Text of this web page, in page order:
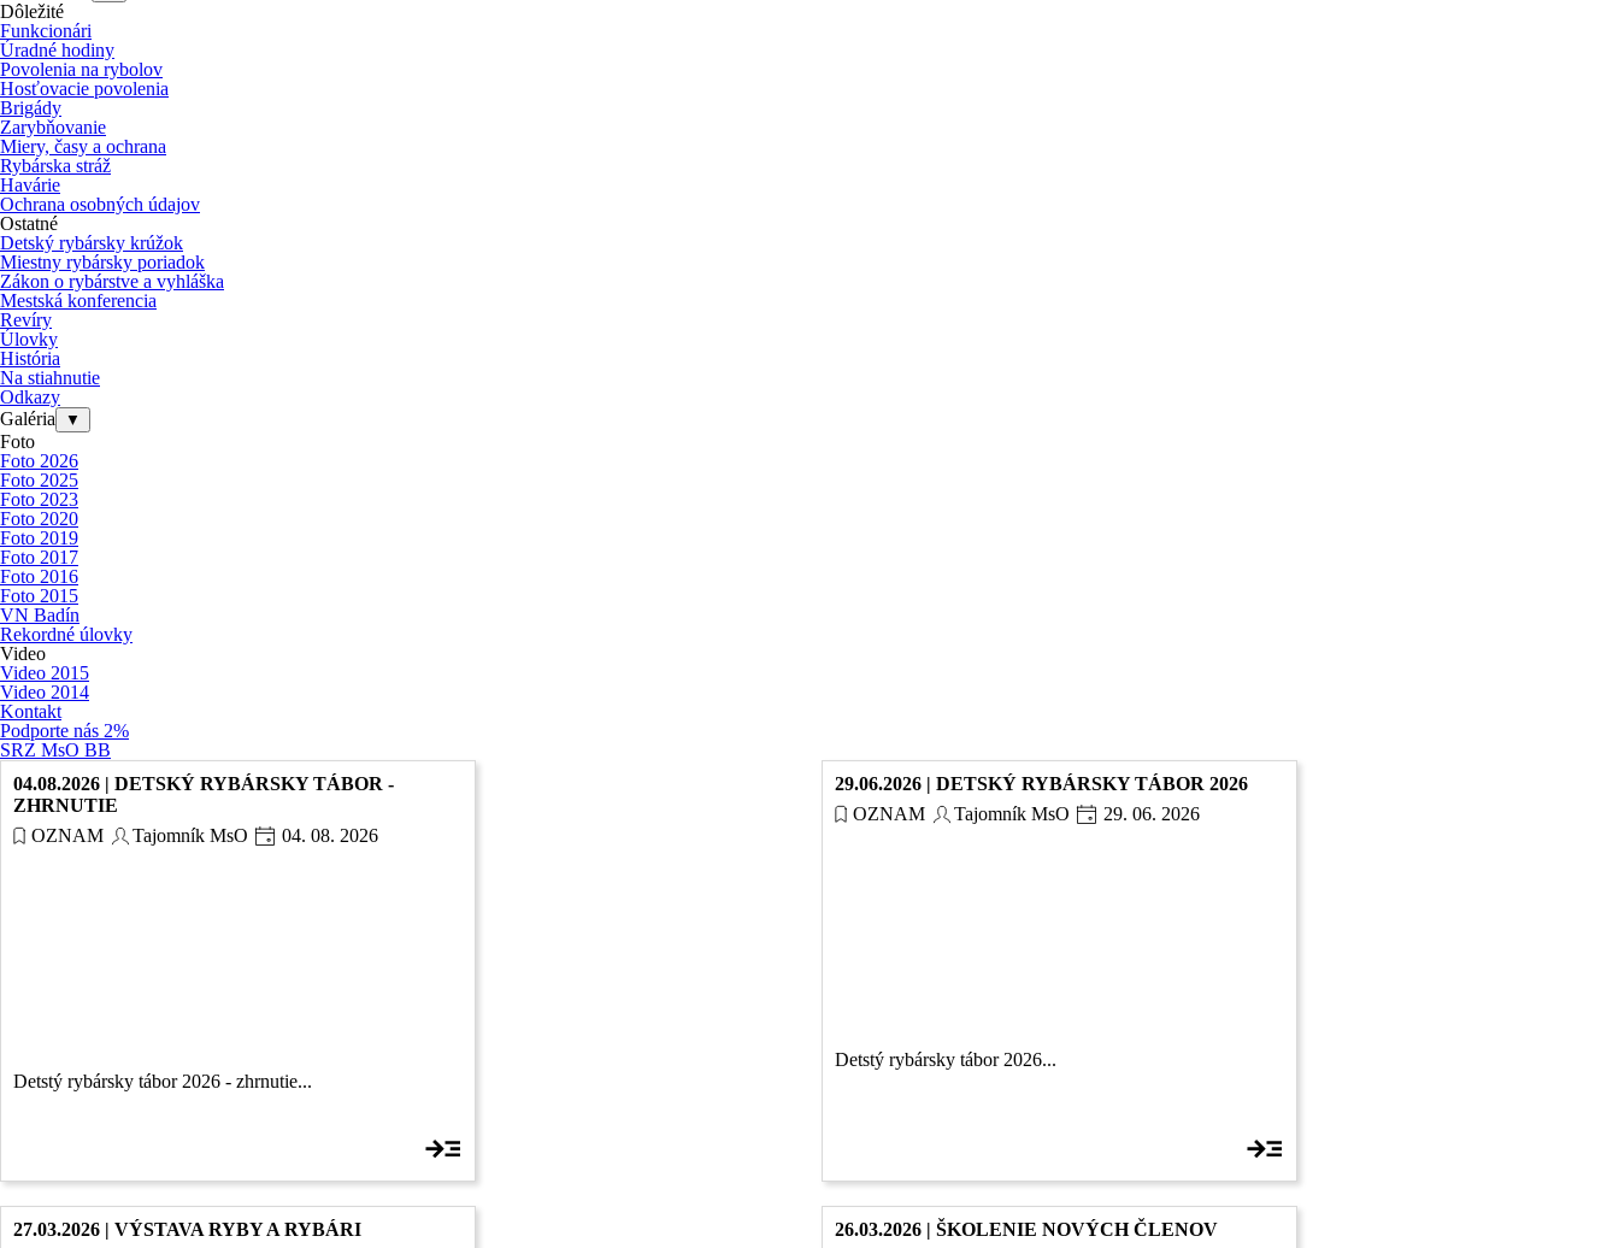
Dôležité
Funkcionári
Úradné hodiny
Povolenia na rybolov
Hosťovacie povolenia
Brigády
Zarybňovanie
Miery, časy a ochrana
Rybárska stráž
Havárie
Ochrana osobných údajov
Ostatné
Detský rybársky krúžok
Miestny rybársky poriadok
Zákon o rybárstve a vyhláška
Mestská konferencia
Revíry
Úlovky
História
Na stiahnutie
Odkazy
Galéria
▼
Foto
Foto 2026
Foto 2025
Foto 2023
Foto 2020
Foto 2019
Foto 2017
Foto 2016
Foto 2015
VN Badín
Rekordné úlovky
Video
Video 2015
Video 2014
Kontakt
Podporte nás 2%
SRZ MsO BB
04.08.2026 | DETSKÝ RYBÁRSKY TÁBOR -
ZHRNUTIE
OZNAM
Tajomník MsO 04. 08. 2026
Detstý rybársky tábor 2026 - zhrnutie...
29.06.2026 | DETSKÝ RYBÁRSKY TÁBOR 2026
OZNAM
Tajomník MsO 29. 06. 2026
Detstý rybársky tábor 2026...
27.03.2026 | VÝSTAVA RYBY A RYBÁRI
26.03.2026 | ŠKOLENIE NOVÝCH ČLENOV